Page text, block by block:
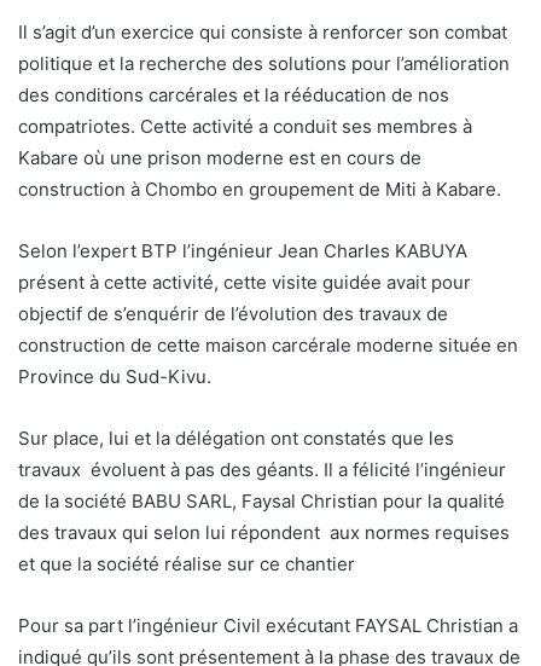
Il s’agit d’un exercice qui consiste à renforcer son combat
politique et la recherche des solutions pour l’amélioration
des conditions carcérales et la rééducation de nos
compatriotes. Cette activité a conduit ses membres à
Kabare où une prison moderne est en cours de
construction à Chombo en groupement de Miti à Kabare.
Selon l’expert BTP l’ingénieur Jean Charles KABUYA
présent à cette activité, cette visite guidée avait pour
objectif de s’enquérir de l’évolution des travaux de
construction de cette maison carcérale moderne située en
Province du Sud-Kivu.
Sur place, lui et la délégation ont constatés que les
travaux évoluent à pas des géants. Il a félicité l’ingénieur
de la société BABU SARL, Faysal Christian pour la qualité
des travaux qui selon lui répondent aux normes requises
et que la société réalise sur ce chantier
Pour sa part l’ingénieur Civil exécutant FAYSAL Christian a
indiqué qu’ils sont présentement à la phase des travaux de